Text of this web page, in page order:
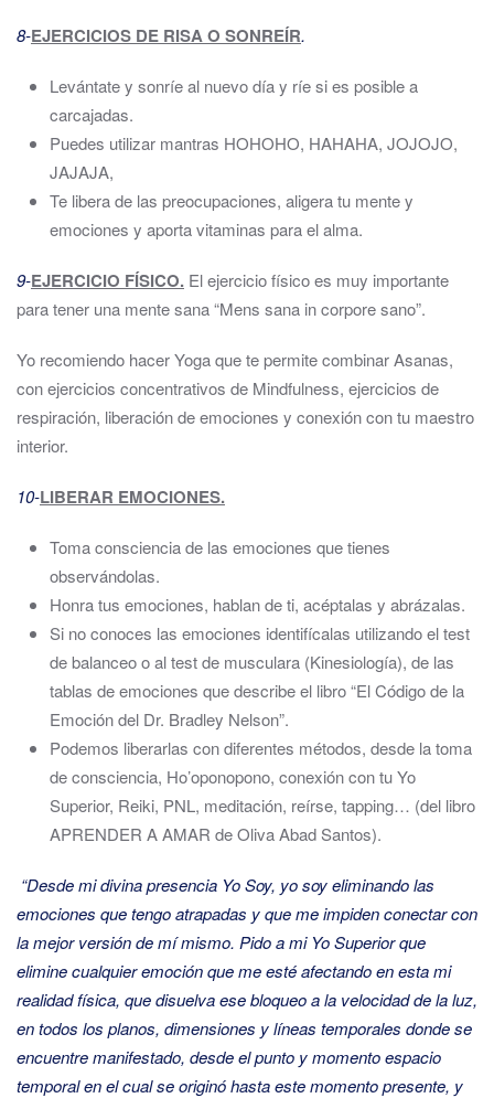
8-EJERCICIOS DE RISA O SONREÍR.
Levántate y sonríe al nuevo día y ríe si es posible a
carcajadas.
Puedes utilizar mantras HOHOHO, HAHAHA, JOJOJO,
JAJAJA,
Te libera de las preocupaciones, aligera tu mente y
emociones y aporta vitaminas para el alma.
9-EJERCICIO FÍSICO. El ejercicio físico es muy importante
para tener una mente sana “Mens sana in corpore sano”.
Yo recomiendo hacer Yoga que te permite combinar Asanas,
con ejercicios concentrativos de Mindfulness, ejercicios de
respiración, liberación de emociones y conexión con tu maestro
interior.
10-LIBERAR EMOCIONES.
Toma consciencia de las emociones que tienes
observándolas.
Honra tus emociones, hablan de ti, acéptalas y abrázalas.
Si no conoces las emociones identifícalas utilizando el test
de balanceo o al test de musculara (Kinesiología), de las
tablas de emociones que describe el libro “El Código de la
Emoción del Dr. Bradley Nelson”.
Podemos liberarlas con diferentes métodos, desde la toma
de consciencia, Ho’oponopono, conexión con tu Yo
Superior, Reiki, PNL, meditación, reírse, tapping… (del libro
APRENDER A AMAR de Oliva Abad Santos).
“Desde mi divina presencia Yo Soy, yo soy eliminando las
emociones que tengo atrapadas y que me impiden conectar con
la mejor versión de mí mismo. Pido a mi Yo Superior que
elimine cualquier emoción que me esté afectando en esta mi
realidad física, que disuelva ese bloqueo a la velocidad de la luz,
en todos los planos, dimensiones y líneas temporales donde se
encuentre manifestado, desde el punto y momento espacio
temporal en el cual se originó hasta este momento presente, y